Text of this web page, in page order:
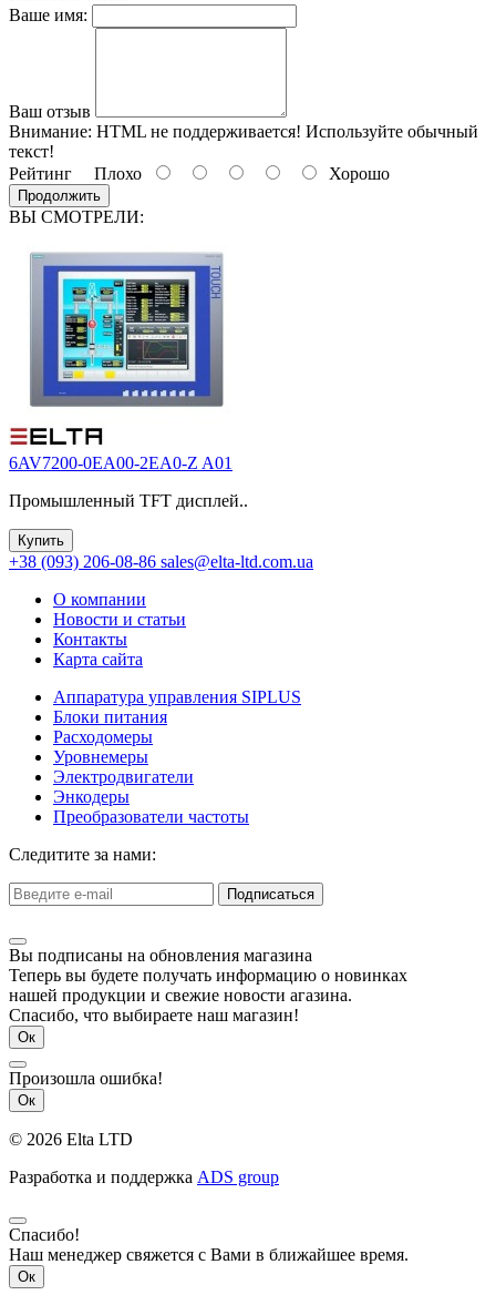
Ваше имя:
Ваш отзыв
Внимание: HTML не поддерживается! Используйте обычный
текст!
Рейтинг Плохо Хорошо
Продолжить
ВЫ СМОТРЕЛИ:
6AV7200-0EA00-2EA0-Z A01
Промышленный TFT дисплей..
Купить
+38 (093) 206-08-86 sales@elta-ltd.com.ua
О компании
Новости и статьи
Контакты
Карта сайта
Аппаратура управления SIPLUS
Блоки питания
Расходомеры
Уровнемеры
Электродвигатели
Энкодеры
Преобразователи частоты
Следитите за нами:
Подписаться
Вы подписаны на обновления магазина
Теперь вы будете получать информацию о новинках
нашей продукции и свежие новости агазина.
Спасибо, что выбираете наш магазин!
Ок
Произошла ошибка!
Ок
© 2026 Elta LTD
Разработка и поддержка ADS group
Спасибо!
Наш менеджер свяжется с Вами в ближайшее время.
Ок